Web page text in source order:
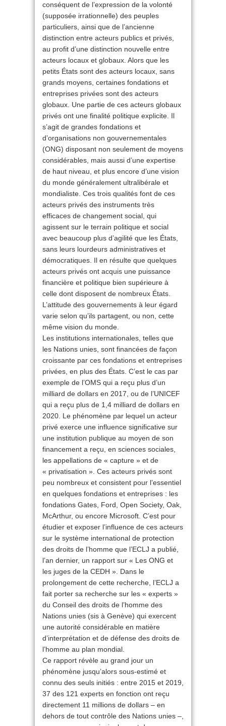
conséquent de l’expression de la volonté
(supposée irrationnelle) des peuples
particuliers, ainsi que de l’ancienne
distinction entre acteurs publics et privés,
au profit d’une distinction nouvelle entre
acteurs locaux et globaux. Alors que les
petits États sont des acteurs locaux, sans
grands moyens, certaines fondations et
entreprises privées sont des acteurs
globaux. Une partie de ces acteurs globaux
privés ont une finalité politique explicite. Il
s’agit de grandes fondations et
d’organisations non gouvernementales
(ONG) disposant non seulement de moyens
considérables, mais aussi d’une expertise
de haut niveau, et plus encore d’une vision
du monde généralement ultralibérale et
mondialiste. Ces trois qualités font de ces
acteurs privés des instruments très
efficaces de changement social, qui
agissent sur le terrain politique et social
avec beaucoup plus d’agilité que les États,
sans leurs lourdeurs administratives et
démocratiques. Il en résulte que quelques
acteurs privés ont acquis une puissance
financière et politique bien supérieure à
celle dont disposent de nombreux États.
L’attitude des gouvernements à leur égard
varie selon qu’ils partagent, ou non, cette
même vision du monde.
Les institutions internationales, telles que
les Nations unies, sont financées de façon
croissante par ces fondations et entreprises
privées, en plus des États. C’est le cas par
exemple de l’OMS qui a reçu plus d’un
milliard de dollars en 2017, ou de l’UNICEF
qui a reçu plus de 1,4 milliard de dollars en
2020. Le phénomène par lequel un acteur
privé exerce une influence significative sur
une institution publique au moyen de son
financement a reçu, en sciences sociales,
les appellations de « capture » et de
« privatisation ». Ces acteurs privés sont
peu nombreux et consistent pour l’essentiel
en quelques fondations et entreprises : les
fondations Gates, Ford, Open Society, Oak,
McArthur, ou encore Microsoft. C’est pour
étudier et exposer l’influence de ces acteurs
sur le système international de protection
des droits de l’homme que l’ECLJ a publié,
l’an dernier, un rapport sur « Les ONG et
les juges de la CEDH ». Dans le
prolongement de cette recherche, l’ECLJ a
fait porter sa recherche sur les « experts »
du Conseil des droits de l’homme des
Nations unies (sis à Genève) qui exercent
une autorité considérable en matière
d’interprétation et de défense des droits de
l’homme au plan mondial.
Ce rapport révèle au grand jour un
phénomène jusqu’alors sous-estimé et
connu des seuls initiés : entre 2015 et 2019,
37 des 121 experts en fonction ont reçu
directement 11 millions de dollars – en
dehors de tout contrôle des Nations unies –,